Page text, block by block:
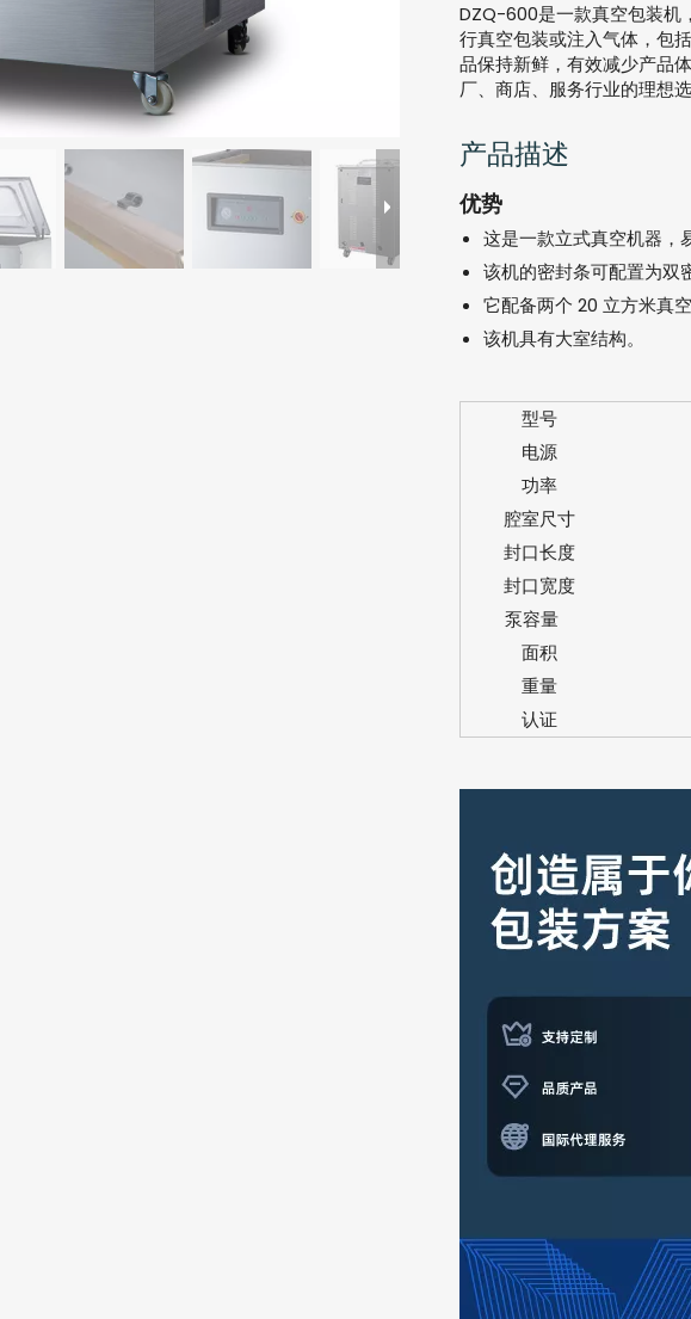
DZQ-600是一款真空包装机
行真空包装或注入气体，包
品保持新鲜，有效减少产品
厂、商店、服务行业的理想选
产品描述
优势
这是一款立式真空机器，
该机的密封条可配置为双
它配备两个 20 立方米真
该机具有大室结构。
型号
电源
功率
腔室尺寸
封口长度
封口宽度
泵容量
面积
重量
认证